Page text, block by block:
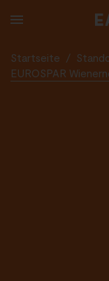
TO
Startseite /
EUROSPAR